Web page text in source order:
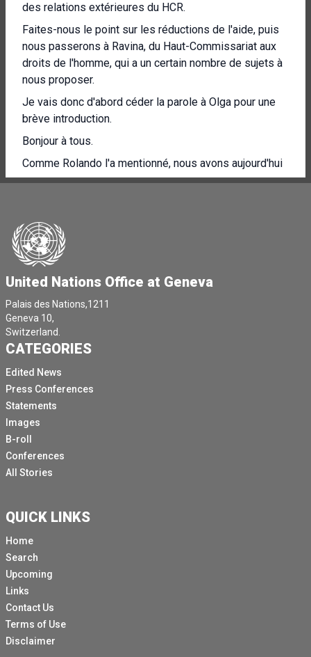
des relations extérieures du HCR.
Faites-nous le point sur les réductions de l'aide, puis
nous passerons à Ravina, du Haut-Commissariat aux
droits de l'homme, qui a un certain nombre de sujets à
nous proposer.
Je vais donc d'abord céder la parole à Olga pour une
brève introduction.
Bonjour à tous.
Comme Rolando l'a mentionné, nous avons aujourd'hui
avec nous Dominique Hyde.
l'UNATR.
Nous, elle, allons présenter le bilan dévastateur de
l'impact des coupes budgétaires sur les personnes
déplacées de force.
Nous publierons prochainement.
Vous recevrez dans vos boîtes aux lettres un rapport
qui reflète les chiffres et certaines des données et
informations qu'elle va présenter.
Et vous aurez également à votre disposition un rouleau
B au cas où vous en auriez besoin, ainsi qu'un dossier
de photos pour tout reportage qui suivra le briefing.
Merci beaucoup.
Et à toi, Dominique.
Merci, Olga, et bonjour à tous.
vous informer d'un rapport qui sera publié ou qui a été
Et évidemment, il se concentre sur les personnes qui
sont au bord du gouffre, en particulier les réfugiés et
les populations déplacées.
Nous sommes actuellement confrontés à un cocktail
meurtrier d'un mélange de déplacements forcés qui ne
cessent d'augmenter et de réductions de l'aide
United Nations Office at Geneva
Palais des Nations,1211
Geneva 10,
Switzerland.
CATEGORIES
Edited News
Press Conferences
Statements
Images
B-roll
Conferences
All Stories
QUICK LINKS
Home
Search
Upcoming
Links
Contact Us
Terms of Use
Disclaimer